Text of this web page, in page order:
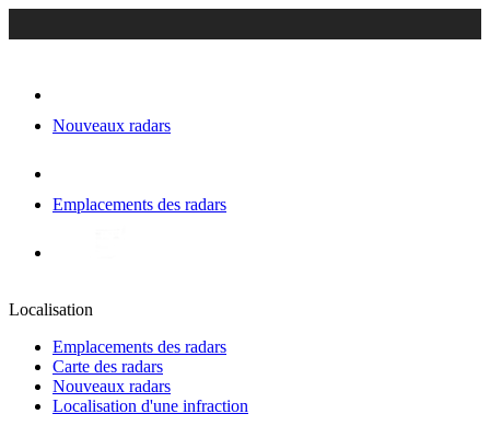
Nouveaux radars
Emplacements des radars
Localisation
Emplacements des radars
Carte des radars
Nouveaux radars
Localisation d'une infraction